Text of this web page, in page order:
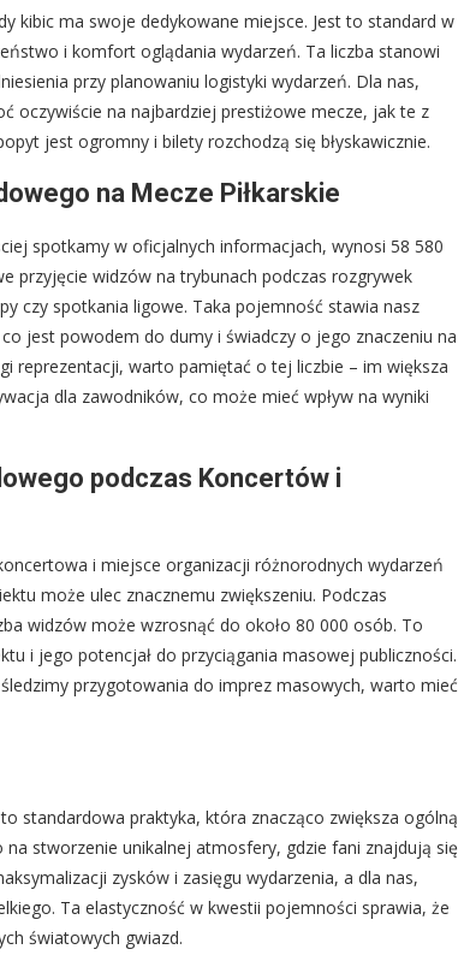
kibic ma swoje dedykowane miejsce. Jest to standard w
i komfort oglądania wydarzeń. Ta liczba stanowi
przy planowaniu logistyki wydarzeń. Dla nas,
oczywiście na najbardziej prestiżowe mecze, jak te z
jest ogromny i bilety rozchodzą się błyskawicznie.
na Mecze Piłkarskie
spotkamy w oficjalnych informacjach, wynosi 58 580
przyjęcie widzów na trybunach podczas rozgrywek
czy spotkania ligowe. Taka pojemność stawia nasz
jest powodem do dumy i świadczy o jego znaczeniu na
reprezentacji, warto pamiętać o tej liczbie – im większa
dla zawodników, co może mieć wpływ na wyniki
podczas Koncertów i
i miejsce organizacji różnorodnych wydarzeń
może ulec znacznemu zwiększeniu. Podczas
widzów może wzrosnąć do około 80 000 osób. To
i jego potencjał do przyciągania masowej publiczności.
przygotowania do imprez masowych, warto mieć
standardowa praktyka, która znacząco zwiększa ogólną
stworzenie unikalnej atmosfery, gdzie fani znajdują się
zysków i zasięgu wydarzenia, a dla nas,
Ta elastyczność w kwestii pojemności sprawia, że
światowych gwiazd.